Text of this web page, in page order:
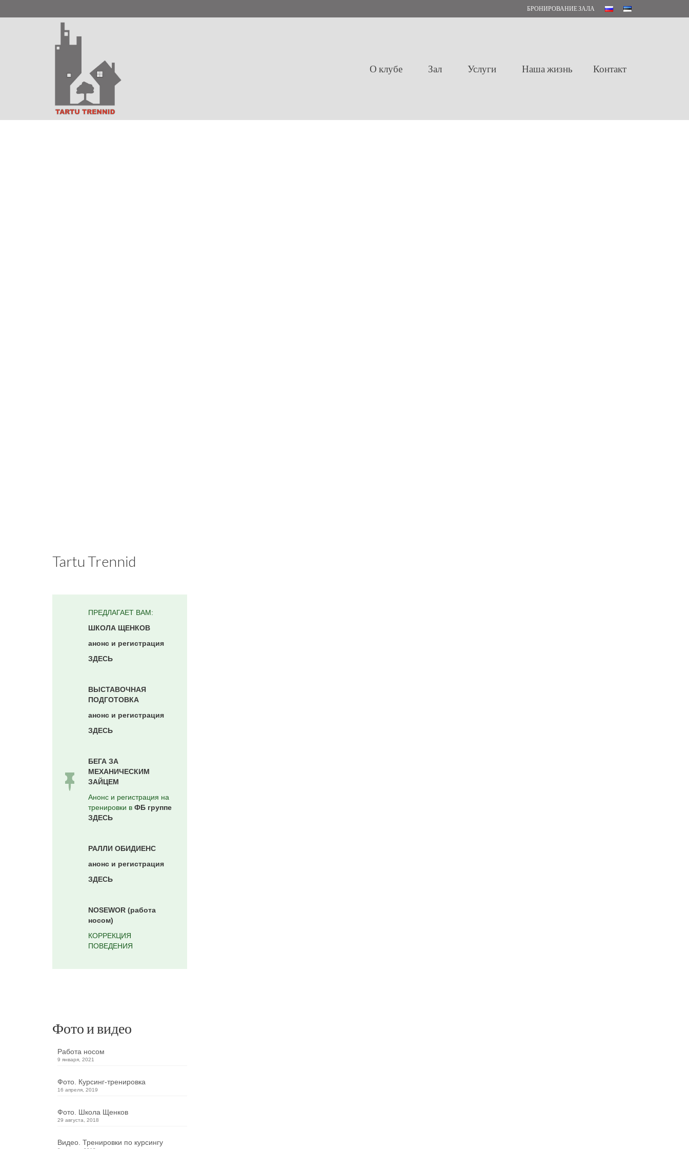
БРОНИРОВАНИЕ ЗАЛА
О клубе Зал Услуги Наша жизнь Контакт
Tartu Trennid
ПРЕДЛАГАЕТ ВАМ:
ШКОЛА ЩЕНКОВ
анонс и регистрация
ЗДЕСЬ
ВЫСТАВОЧНАЯ
ПОДГОТОВКА
анонс и регистрация
ЗДЕСЬ
БЕГА ЗА
МЕХАНИЧЕСКИМ
ЗАЙЦЕМ
Анонс и регистрация на
тренировки в ФБ группе
ЗДЕСЬ
РАЛЛИ ОБИДИЕНС
анонс и регистрация
ЗДЕСЬ
NOSEWOR (работа
носом)
КОРРЕКЦИЯ
ПОВЕДЕНИЯ
Фото и видео
Работа носом
9 января, 2021
Фото. Курсинг-тренировка
16 апреля, 2019
Фото. Школа Щенков
29 августа, 2018
Видео. Тренировки по курсингу